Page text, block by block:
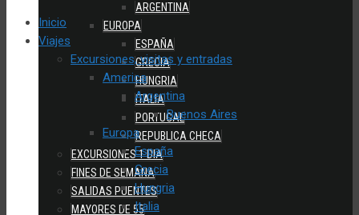
ARGENTINA
EUROPA
ESPAÑA
GRECIA
HUNGRIA
ITALIA
PORTUGAL
REPUBLICA CHECA
EXCURSIONES 1 DIA
FINES DE SEMANA
SALIDAS PUENTES
MAYORES DE 55
Inicio
Viajes
Excursiones, visitas y entradas
America
Argentina
Buenos Aires
Europa
España
Grecia
Hungria
Italia